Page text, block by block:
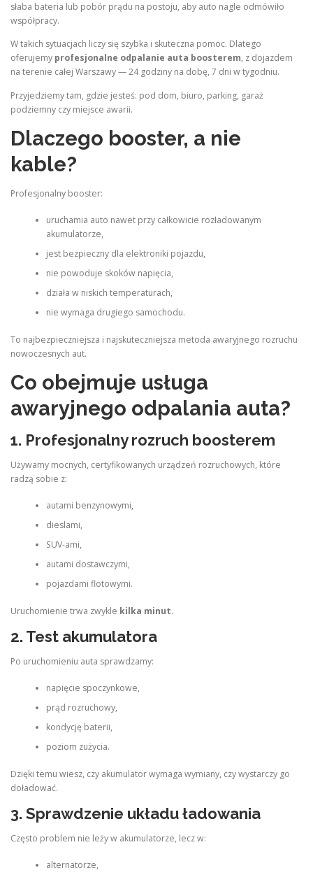
słaba bateria lub pobór prądu na postoju, aby auto nagle odmówiło
współpracy.
W takich sytuacjach liczy się szybka i skuteczna pomoc. Dlatego
oferujemy profesjonalne odpalanie auta boosterem, z dojazdem
na terenie całej Warszawy — 24 godziny na dobę, 7 dni w tygodniu.
Przyjedziemy tam, gdzie jesteś: pod dom, biuro, parking, garaż
podziemny czy miejsce awarii.
Dlaczego booster, a nie
kable?
Profesjonalny booster:
uruchamia auto nawet przy całkowicie rozładowanym
akumulatorze,
jest bezpieczny dla elektroniki pojazdu,
nie powoduje skoków napięcia,
działa w niskich temperaturach,
nie wymaga drugiego samochodu.
To najbezpieczniejsza i najskuteczniejsza metoda awaryjnego rozruchu
nowoczesnych aut.
Co obejmuje usługa
awaryjnego odpalania auta?
1. Profesjonalny rozruch boosterem
Używamy mocnych, certyfikowanych urządzeń rozruchowych, które
radzą sobie z:
autami benzynowymi,
dieslami,
SUV-ami,
autami dostawczymi,
pojazdami flotowymi.
Uruchomienie trwa zwykle kilka minut.
2. Test akumulatora
Po uruchomieniu auta sprawdzamy:
napięcie spoczynkowe,
prąd rozruchowy,
kondycję baterii,
poziom zużycia.
Dzięki temu wiesz, czy akumulator wymaga wymiany, czy wystarczy go
doładować.
3. Sprawdzenie układu ładowania
Często problem nie leży w akumulatorze, lecz w:
alternatorze,